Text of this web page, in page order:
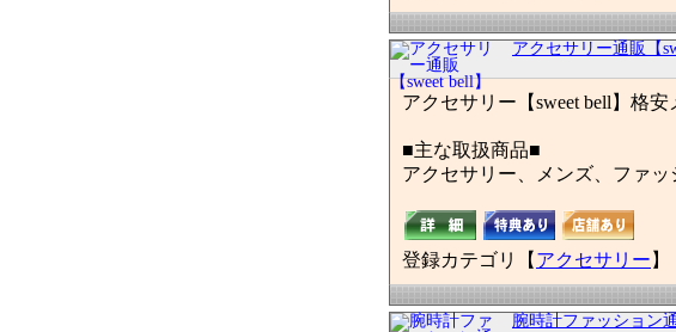
アクセサリー通販【
アクセサリー【sweet bell】格安
■主な取扱商品■
アクセサリー、メンズ、ファッ
登録カテゴリ【 アクセサリー 】
腕時計ファッション通